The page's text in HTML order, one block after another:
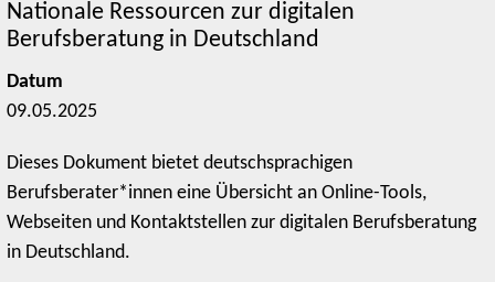
Nationale Ressourcen zur digitalen
Berufsberatung in Deutschland
Datum
09.05.2025
Dieses Dokument bietet deutschsprachigen
Berufsberater*innen eine Übersicht an Online-Tools,
Webseiten und Kontaktstellen zur digitalen Berufsberatung
in Deutschland.